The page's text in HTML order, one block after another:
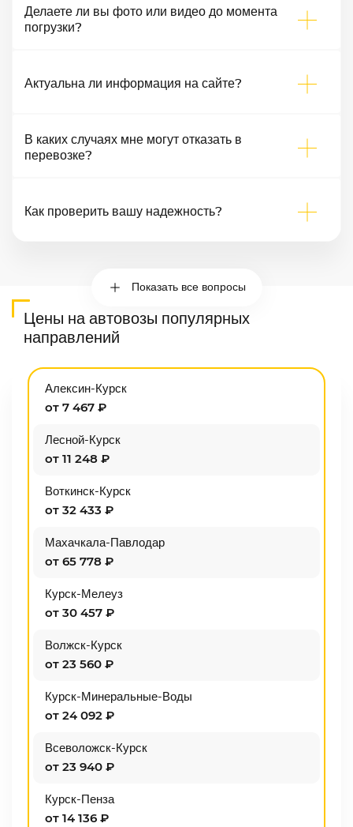
Делаете ли вы фото или видео до момента
погрузки?
Актуальна ли информация на сайте?
В каких случаях мне могут отказать в
перевозке?
Как проверить вашу надежность?
Показать все вопросы
Цены на автовозы популярных
направлений
Алексин-Курск
от 7 467 ₽
Лесной-Курск
от 11 248 ₽
Воткинск-Курск
от 32 433 ₽
Махачкала-Павлодар
от 65 778 ₽
Курск-Мелеуз
от 30 457 ₽
Волжск-Курск
от 23 560 ₽
Курск-Минеральные-Воды
от 24 092 ₽
Всеволожск-Курск
от 23 940 ₽
Курск-Пенза
от 14 136 ₽